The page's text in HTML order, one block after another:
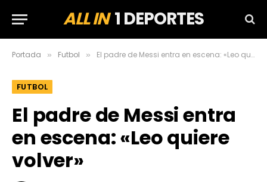
ALL IN1 DEPORTES
Portada » Futbol » El padre de Messi entra en escena: «Leo quiere volver»
FUTBOL
El padre de Messi entra
en escena: «Leo quiere
volver»